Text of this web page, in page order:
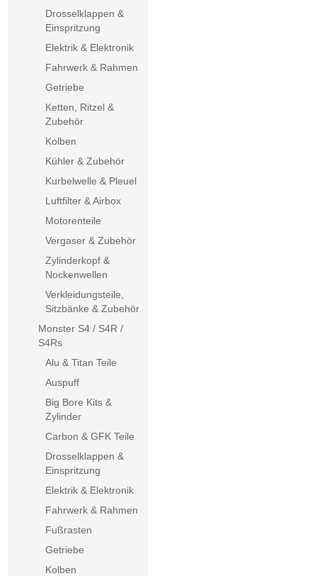
Drosselklappen &
Einspritzung
Elektrik & Elektronik
Fahrwerk & Rahmen
Getriebe
Ketten, Ritzel &
Zubehör
Kolben
Kühler & Zubehör
Kurbelwelle & Pleuel
Luftfilter & Airbox
Motorenteile
Vergaser & Zubehör
Zylinderkopf &
Nockenwellen
Verkleidungsteile,
Sitzbänke & Zubehör
Monster S4 / S4R /
S4Rs
Alu & Titan Teile
Auspuff
Big Bore Kits &
Zylinder
Carbon & GFK Teile
Drosselklappen &
Einspritzung
Elektrik & Elektronik
Fahrwerk & Rahmen
Fußrasten
Getriebe
Kolben